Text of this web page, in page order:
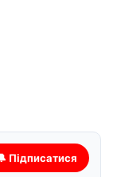
Підписатися